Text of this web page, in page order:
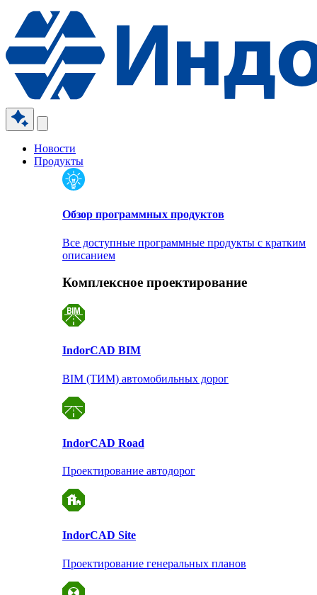
Новости
Продукты
Обзор программных продуктов
Все доступные программные продукты с кратким
описанием
Комплексное проектирование
IndorCAD BIM
BIM (ТИМ) автомобильных дорог
IndorCAD Road
Проектирование автодорог
IndorCAD Site
Проектирование генеральных планов